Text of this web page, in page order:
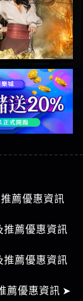
薦優惠資訊
薦優惠資訊
薦優惠資訊
薦優惠資訊 ➤
推薦優惠資訊